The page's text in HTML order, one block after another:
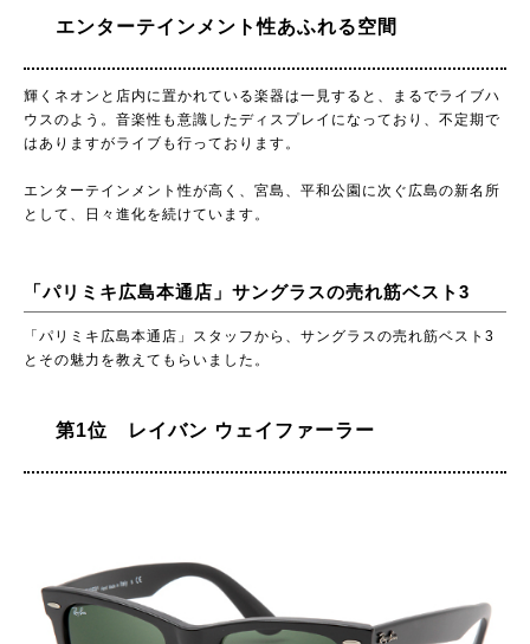
エンターテインメント性あふれる空間
輝くネオンと店内に置かれている楽器は一見すると、まるでライブハ
ウスのよう。音楽性も意識したディスプレイになっており、不定期で
はありますがライブも行っております。
エンターテインメント性が高く、宮島、平和公園に次ぐ広島の新名所
として、日々進化を続けています。
「パリミキ広島本通店」サングラスの売れ筋ベスト3
「パリミキ広島本通店」スタッフから、サングラスの売れ筋ベスト3
とその魅力を教えてもらいました。
第1位 レイバン ウェイファーラー